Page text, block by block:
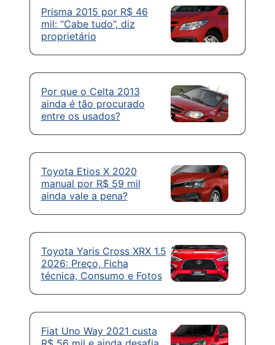
Prisma 2015 por R$ 46
mil: “Cabe tudo”, diz
proprietário
Por que o Celta 2013
ainda é tão procurado
entre os usados?
Toyota Etios X 2020
manual por R$ 59 mil
ainda vale a pena?
Toyota Yaris Cross XRX 1.5
2026: Preço, Ficha
técnica, Consumo e Fotos
Fiat Uno Way 2021 custa